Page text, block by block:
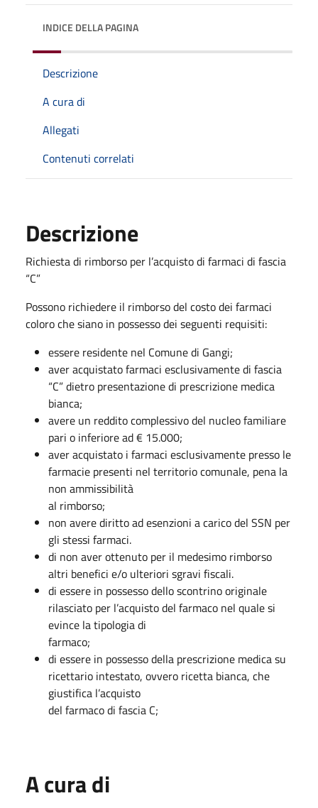
INDICE DELLA PAGINA
Descrizione
A cura di
Allegati
Contenuti correlati
Descrizione
Richiesta di rimborso per l’acquisto di farmaci di fascia
“C”
Possono richiedere il rimborso del costo dei farmaci
coloro che siano in possesso dei seguenti requisiti:
essere residente nel Comune di Gangi;
aver acquistato farmaci esclusivamente di fascia
“C” dietro presentazione di prescrizione medica
bianca;
avere un reddito complessivo del nucleo familiare
pari o inferiore ad € 15.000;
aver acquistato i farmaci esclusivamente presso le
farmacie presenti nel territorio comunale, pena la
non ammissibilità
al rimborso;
non avere diritto ad esenzioni a carico del SSN per
gli stessi farmaci.
di non aver ottenuto per il medesimo rimborso
altri benefici e/o ulteriori sgravi fiscali.
di essere in possesso dello scontrino originale
rilasciato per l’acquisto del farmaco nel quale si
evince la tipologia di
farmaco;
di essere in possesso della prescrizione medica su
ricettario intestato, ovvero ricetta bianca, che
giustifica l’acquisto
del farmaco di fascia C;
A cura di